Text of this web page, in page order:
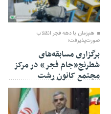
۲۱ بهمن ۱۴۰۴
هم‌زمان با دهه فجر انقلاب
صورت‌پذیرفت؛
برگزاری مسابقه‌های
شطرنج«جام فجر» در مرکز
مجتمع کانون رشت